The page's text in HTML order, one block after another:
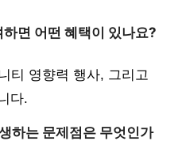
면 어떤 혜택이 있나요?
티 영향력 행사, 그리고
다.
하는 문제점은 무엇인가